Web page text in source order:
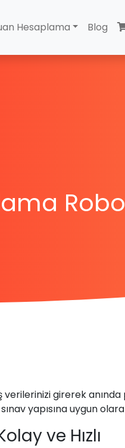
Hesaplama Blog
girerek anında
yapısına uygun
ve Hızlı